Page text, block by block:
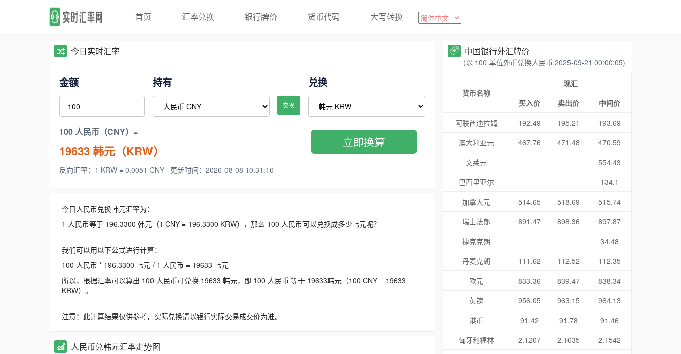
首页 汇率兑换 银行牌价 货币代码 大写转换
今日实时汇率
金额 持有
交换
兑换
100 人民币（CNY）=
19633韩元（KRW）
反向汇率：1 KRW = 0.0051 CNY 更新时间：2026-08-08 10:31:16
立即换算
今日人民币兑换韩元汇率为：
1 人民币等于 196.3300 韩元（1 CNY = 196.3300 KRW），那么 100 人民币可以兑换成多少韩元呢？
我们可以用以下公式进行计算：
100 人民币 * 196.3300 韩元 / 1 人民币 = 19633 韩元
所以，根据汇率可以算出 100 人民币可兑换 19633 韩元，即 100 人民币 等于 19633韩元（100 CNY = 19633
KRW）。
注意：此计算结果仅供参考，实际兑换请以银行实际交易成交价为准。
人民币兑韩元汇率走势图
中国银行外汇牌价
(以 100 单位外币兑换人民币,2025-09-21 00:00:05)
货币名称
现汇
买入价
卖出价
中间价
阿联酋迪拉姆
192.49 195.21
193.69
澳大利亚元
467.76 471.48
470.59
文莱元
554.43
巴西里亚尔
134.1
加拿大元
514.65 518.69
515.74
瑞士法郎
891.47 898.36
897.87
捷克克朗
34.48
丹麦克朗
111.62 112.52
112.35
欧元
833.36 839.47
838.34
英镑
956.05 963.15
964.13
港币
91.42 91.78
91.46
匈牙利福林
2.1207 2.1635
2.1542